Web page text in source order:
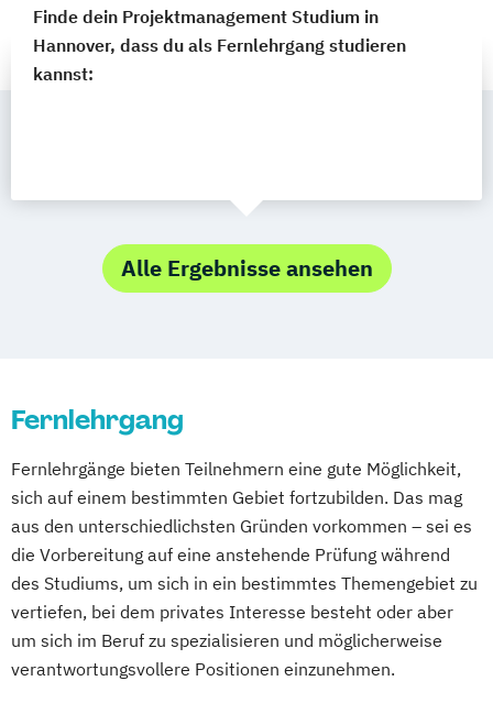
Finde dein Projektmanagement Studium in
Hannover, dass du als Fernlehrgang studieren
kannst:
Alle Ergebnisse ansehen
Fernlehrgang
Fernlehrgänge bieten Teilnehmern eine gute Möglichkeit,
sich auf einem bestimmten Gebiet fortzubilden. Das mag
aus den unterschiedlichsten Gründen vorkommen – sei es
die Vorbereitung auf eine anstehende Prüfung während
des Studiums, um sich in ein bestimmtes Themengebiet zu
vertiefen, bei dem privates Interesse besteht oder aber
um sich im Beruf zu spezialisieren und möglicherweise
verantwortungsvollere Positionen einzunehmen.